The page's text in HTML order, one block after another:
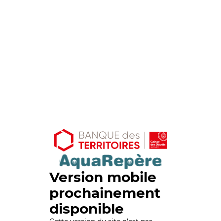
Version mobile
prochainement
disponible